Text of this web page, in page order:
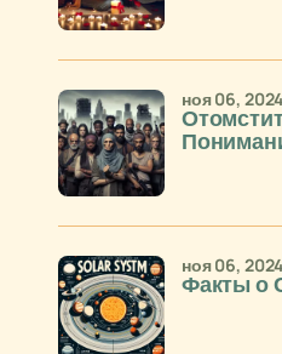
ноя 06, 2024
Факты о
ноя 06, 2024